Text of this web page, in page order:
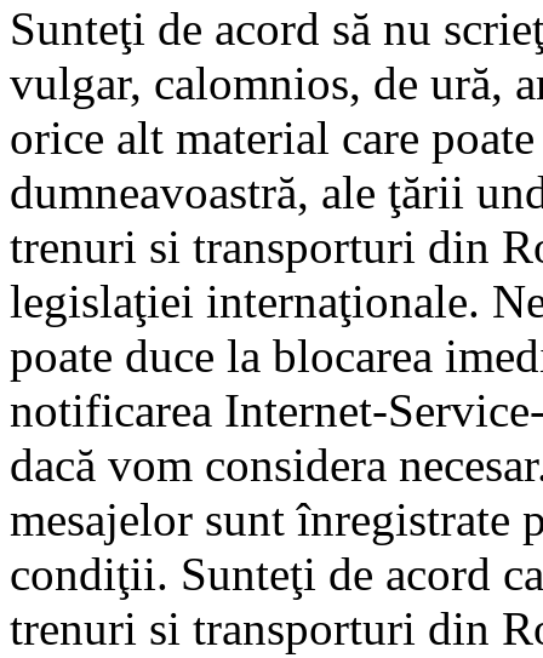
Sunteţi de acord să nu
vulgar, calomnios, de ură,
orice alt material care
dumneavoastră, ale ţării
trenuri si transporturi din
legislaţiei internaţionale.
poate duce la blocarea
notificarea Internet-
dacă vom considera
mesajelor sunt înregistrate
condiţii. Sunteţi de acord
trenuri si transporturi din